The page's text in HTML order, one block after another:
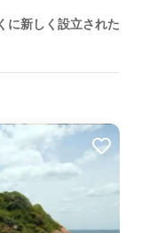
に新しく設立された